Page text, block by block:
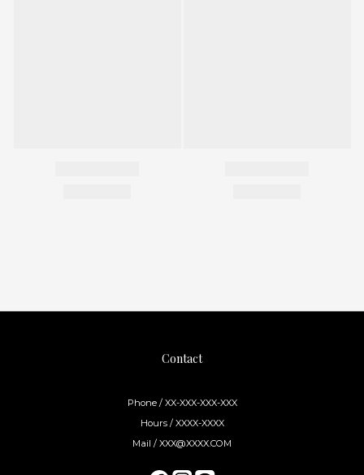
Contact
Phone / XX-XXX-XXX-XXX
Hours / XXXX-XXXX
Mail / XXX@XXXX.COM